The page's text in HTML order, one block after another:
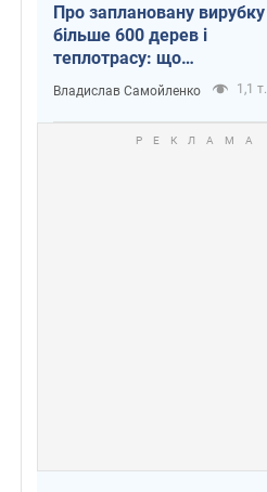
Про заплановану вирубку
більше 600 дерев і
теплотрасу: що
відбувається на Теремках
у Києві
Владислав Самойленко 1,1 т.